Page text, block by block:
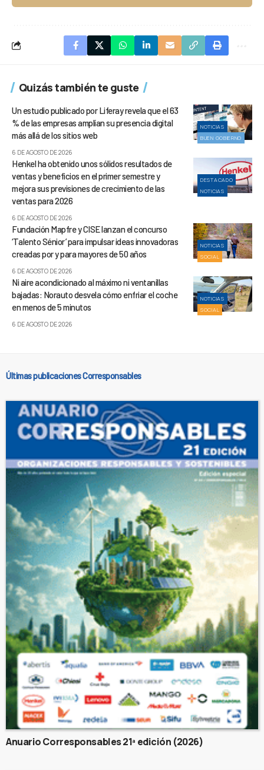
Quizás también te guste
NOTICIAS
BUEN GOBIERNO
Un estudio publicado por Liferay revela que el 63
% de las empresas amplían su presencia digital
más allá de los sitios web
6 DE AGOSTO DE 2026
DESTACADO
NOTICIAS
Henkel ha obtenido unos sólidos resultados de
ventas y beneficios en el primer semestre y
mejora sus previsiones de crecimiento de las
ventas para 2026
6 DE AGOSTO DE 2026
NOTICIAS
SOCIAL
Fundación Mapfre y CISE lanzan el concurso
‘Talento Sénior’ para impulsar ideas innovadoras
creadas por y para mayores de 50 años
6 DE AGOSTO DE 2026
NOTICIAS
SOCIAL
Ni aire acondicionado al máximo ni ventanillas
bajadas: Norauto desvela cómo enfriar el coche
en menos de 5 minutos
6 DE AGOSTO DE 2026
Últimas publicaciones Corresponsables
Anuario Corresponsables 21ª edición (2026)